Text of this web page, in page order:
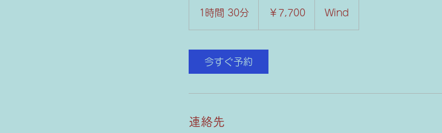
1時間 30分
0
￥7,700 Wind
今すぐ予約
連絡先